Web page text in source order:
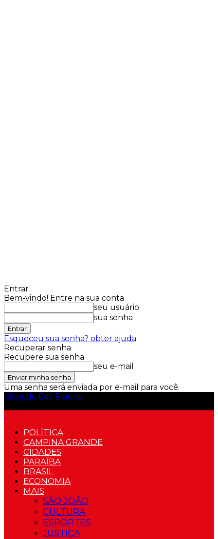
Entrar
Bem-vindo! Entre na sua conta
seu usuário
sua senha
Esqueceu sua senha? obter ajuda
Recuperar senha
Recupere sua senha
seu e-mail
Uma senha será enviada por e-mail para você.
Blog do Edil Francis
POLÍTICA
CAMPINA GRANDE
CIDADES
PARAÍBA
BRASIL
ECONOMIA
MAIS
SÃO JOÃO
CULTURA
ESPORTES
JUSTIÇA